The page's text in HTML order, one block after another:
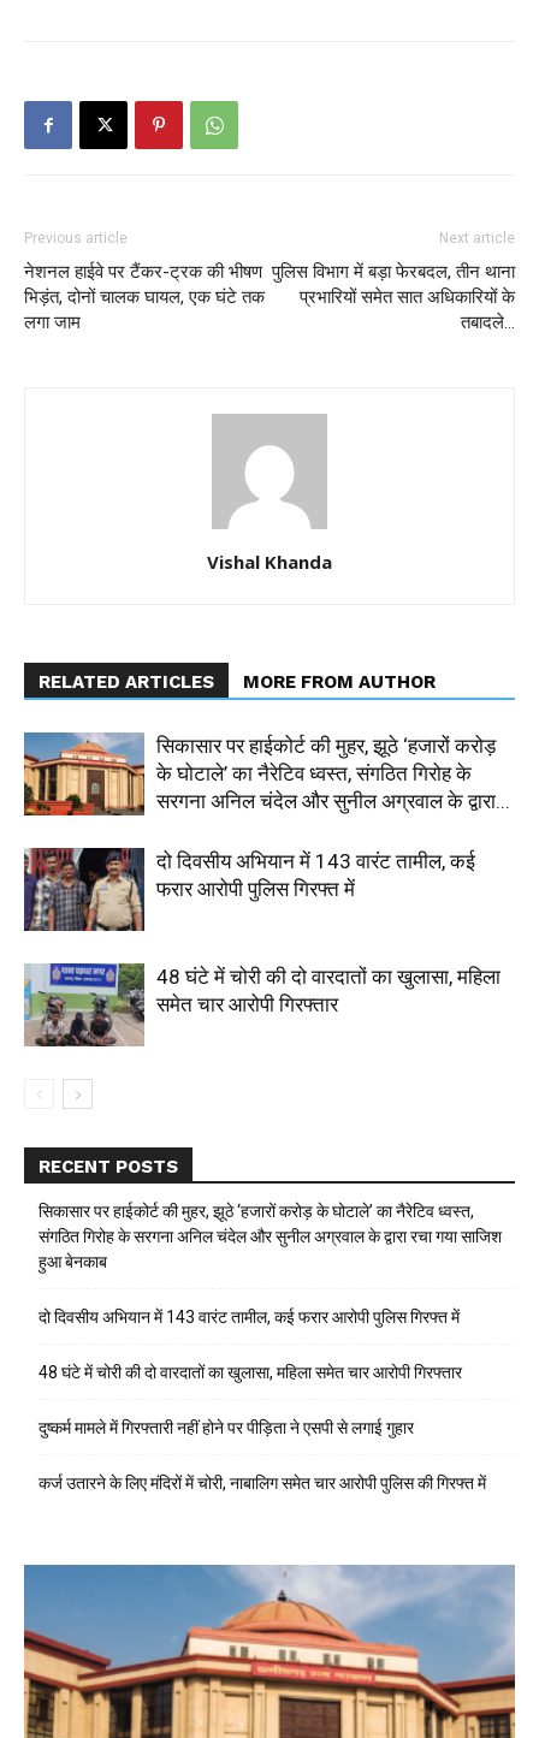
Previous article
नेशनल हाईवे पर टैंकर-ट्रक की भीषण
भिड़ंत, दोनों चालक घायल, एक घंटे तक
लगा जाम
Next article
पुलिस विभाग में बड़ा फेरबदल, तीन थाना
प्रभारियों समेत सात अधिकारियों के
तबादले…
Vishal Khanda
RELATED ARTICLES MORE FROM AUTHOR
सिकासार पर हाईकोर्ट की मुहर, झूठे ‘हजारों करोड़
के घोटाले’ का नैरेटिव ध्वस्त, संगठित गिरोह के
सरगना अनिल चंदेल और सुनील अग्रवाल के द्वारा...
दो दिवसीय अभियान में 143 वारंट तामील, कई
फरार आरोपी पुलिस गिरफ्त में
48 घंटे में चोरी की दो वारदातों का खुलासा, महिला
समेत चार आरोपी गिरफ्तार
RECENT POSTS
सिकासार पर हाईकोर्ट की मुहर, झूठे ‘हजारों करोड़ के घोटाले’ का नैरेटिव ध्वस्त,
संगठित गिरोह के सरगना अनिल चंदेल और सुनील अग्रवाल के द्वारा रचा गया साजिश
हुआ बेनकाब
दो दिवसीय अभियान में 143 वारंट तामील, कई फरार आरोपी पुलिस गिरफ्त में
48 घंटे में चोरी की दो वारदातों का खुलासा, महिला समेत चार आरोपी गिरफ्तार
दुष्कर्म मामले में गिरफ्तारी नहीं होने पर पीड़िता ने एसपी से लगाई गुहार
कर्ज उतारने के लिए मंदिरों में चोरी, नाबालिग समेत चार आरोपी पुलिस की गिरफ्त में